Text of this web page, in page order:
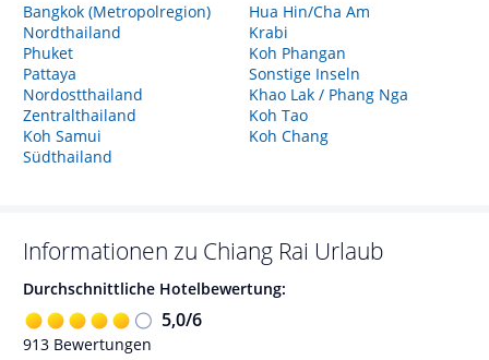
Bangkok (Metropolregion)
Nordthailand
Phuket
Pattaya
Nordostthailand
Zentralthailand
Koh Samui
Südthailand
Hua Hin/Cha Am
Krabi
Koh Phangan
Sonstige Inseln
Khao Lak / Phang Nga
Koh Tao
Koh Chang
Informationen zu Chiang Rai Urlaub
Durchschnittliche Hotelbewertung:
5,0/6
913 Bewertungen